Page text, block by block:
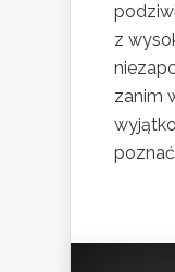
z
zanim
poznać